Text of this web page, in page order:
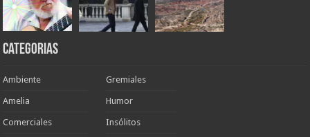
Categorias
Ambiente
Amelia
Comerciales
Gremiales
Humor
Insólitos